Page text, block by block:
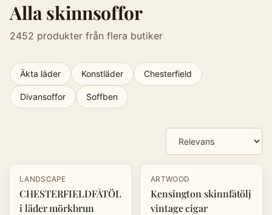
Alla skinnsoffor
2452 produkter från flera butiker
Äkta läder Konstläder Chesterfield
Divansoffor Soffben
- 30%
LANDSCAPE
CHESTERFIELDFÅTÖLJ
i läder mörkbrun
-20%
ARTWOOD
Kensington skinnfåtölj
vintage cigar